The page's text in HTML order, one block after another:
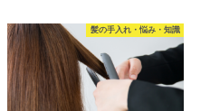
髪の手入れ・悩み・知識